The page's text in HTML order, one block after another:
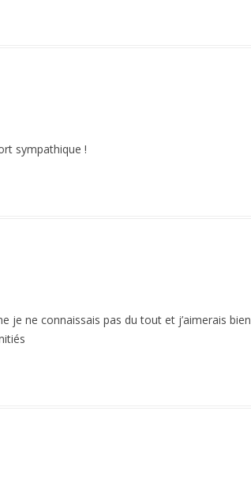
sympathique !
je ne connaissais pas du tout et j’aimerais bien